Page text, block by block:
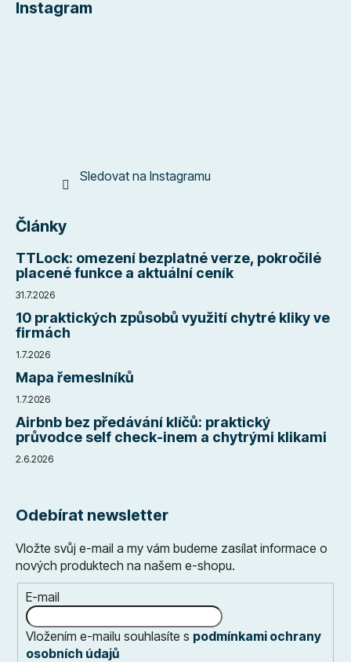
Instagram
Sledovat na Instagramu
Články
TTLock: omezení bezplatné verze, pokročilé
placené funkce a aktuální ceník
31.7.2026
10 praktických způsobů využití chytré kliky ve
firmách
1.7.2026
Mapa řemeslníků
1.7.2026
Airbnb bez předávání klíčů: praktický
průvodce self check-inem a chytrými klikami
2.6.2026
Odebírat newsletter
Vložte svůj e-mail a my vám budeme zasílat informace o
nových produktech na našem e-shopu.
E-mail
Vložením e-mailu souhlasíte s podmínkami ochrany
osobních údajů